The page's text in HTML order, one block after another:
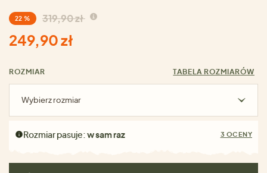
22 % 319,90 zł
249,90 zł
ROZMIAR TABELA ROZMIARÓW
Wybierz rozmiar
Rozmiar pasuje:w sam raz 3 OCENY